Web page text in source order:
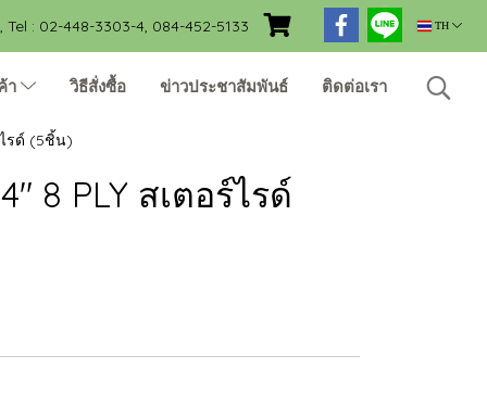
: 02-448-3303-4, 084-452-5133 TH
า วิธีสั่งซื้อ ข่าวประชาสัมพันธ์ ติดต่อเรา
รด์ (5ชิ้น)
8 PLY สเตอร์ไรด์